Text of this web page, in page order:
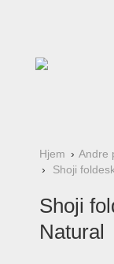
Hjem
Andre
Shoji
Shoji
Natural